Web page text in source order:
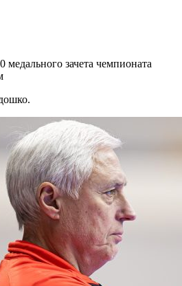
медального зачета чемпионата